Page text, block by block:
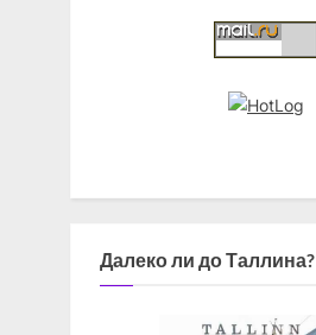
Далеко ли до Таллина?